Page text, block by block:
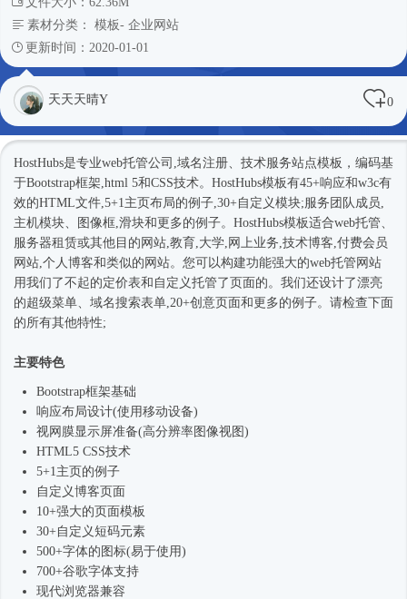
素材分类： 模板- 企业网站
更新时间：2020-01-01
天天天晴Y 0
HostHubs是专业web托管公司,域名注册、技术服务站点模板，编码基
于Bootstrap框架 ,html 5和CSS技术。HostHubs模板有45+响应和w3c有
效的HTML文件,5+1主页布局的例子,30+自定义模块;服务团队成员,
主机模块、图像框,滑块和更多的例子。HostHubs模板适合web托管、
服务器租赁或其他目的网站,教育,大学,网上业务,技术博客,付费会员
网站,个人博客和类似的网站。您可以构建功能强大的web托管网站
用我们了不起的定价表和自定义托管了页面的。我们还设计了漂亮
的超级菜单、域名搜索表单,20+创意页面和更多的例子。请检查下面
的所有其他特性;
主要特色
Bootstrap框架基础
响应布局设计(使用移动设备)
视网膜显示屏准备(高分辨率图像视图)
HTML5 CSS技术
5+1主页的例子
自定义博客页面
10+强大的页面模板
30+自定义短码元素
500+字体的图标(易于使用)
700+谷歌字体支持
现代浏览器兼容